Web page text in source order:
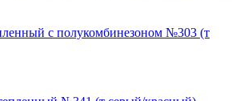
с полукомбинезоном №303 (т